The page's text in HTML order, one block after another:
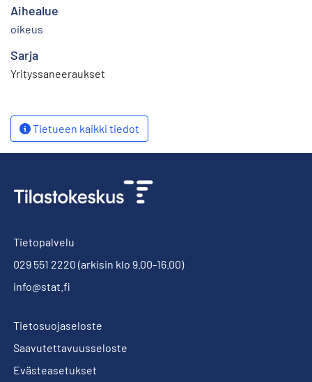
Aihealue
oikeus
Sarja
Yrityssaneeraukset
Tietueen kaikki tiedot
Tietopalvelu
029 551 2220 (arkisin klo 9.00-16.00)
info@stat.fi
Tietosuojaseloste
Saavutettavuusseloste
Evästeasetukset